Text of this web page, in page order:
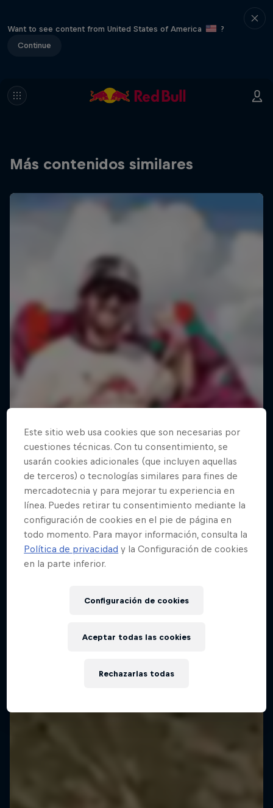
Want to see content from United States of America
?
Continue
Más contenidos similares
Este sitio web usa cookies que son necesarias por
cuestiones técnicas. Con tu consentimiento, se
usarán cookies adicionales (que incluyen aquellas
de terceros) o tecnologías similares para fines de
mercadotecnia y para mejorar tu experiencia en
línea. Puedes retirar tu consentimiento mediante la
configuración de cookies en el pie de página en
todo momento. Para mayor información, consulta la
Política de privacidad y la Configuración de cookies
en la parte inferior.
Configuración de cookies
Rechazarlas todas
Aceptar todas las cookies